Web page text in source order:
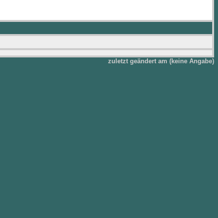
zuletzt geändert am (keine Angabe)